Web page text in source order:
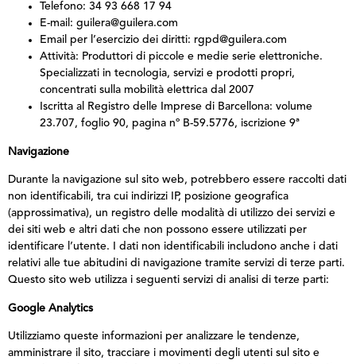
Telefono: 34 93 668 17 94
E-mail: guilera@guilera.com
Email per l’esercizio dei diritti: rgpd@guilera.com
Attività: Produttori di piccole e medie serie elettroniche.
Specializzati in tecnologia, servizi e prodotti propri,
concentrati sulla mobilità elettrica dal 2007
Iscritta al Registro delle Imprese di Barcellona: volume
23.707, foglio 90, pagina nº B-59.5776, iscrizione 9ª
Navigazione
Durante la navigazione sul sito web, potrebbero essere raccolti dati
non identificabili, tra cui indirizzi IP, posizione geografica
(approssimativa), un registro delle modalità di utilizzo dei servizi e
dei siti web e altri dati che non possono essere utilizzati per
identificare l’utente. I dati non identificabili includono anche i dati
relativi alle tue abitudini di navigazione tramite servizi di terze parti.
Questo sito web utilizza i seguenti servizi di analisi di terze parti:
Google Analytics
Utilizziamo queste informazioni per analizzare le tendenze,
amministrare il sito, tracciare i movimenti degli utenti sul sito e